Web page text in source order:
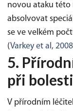
novou ataku této
absolvovat
se ve velkém
(Varkey et al, 2008
5.
při
V přírodním